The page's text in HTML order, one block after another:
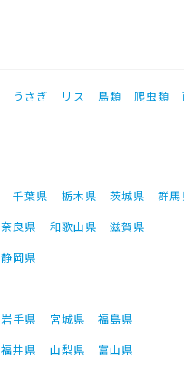
うさぎ リス 鳥類 爬虫類
千葉県 栃木県 茨城県
群馬
奈良県 和歌山県
滋賀県
静岡県
岩手県 宮城県
福島県
福井県 山梨県
富山県